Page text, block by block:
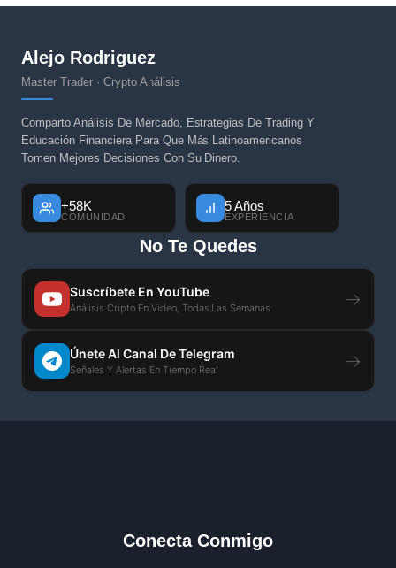
Alejo Rodriguez
Master Trader · Crypto Análisis
Comparto Análisis De Mercado, Estrategias De Trading Y
Educación Financiera Para Que Más Latinoamericanos
Tomen Mejores Decisiones Con Su Dinero.
+58K
COMUNIDAD
5 Años
EXPERIENCIA
No Te Quedes
Suscríbete En YouTube
Análisis Cripto En Video, Todas Las Semanas →
Únete Al Canal De Telegram
Señales Y Alertas En Tiempo Real →
Conecta Conmigo